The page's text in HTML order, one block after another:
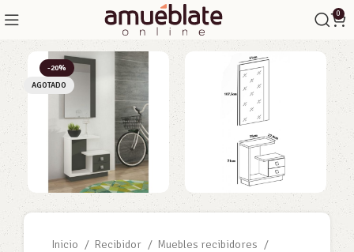
0
-20%
AGOTADO
Inicio Recibidor
Muebles recibidores